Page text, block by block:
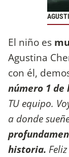
El niño es
Agustina
con él,
número 1 de
TU equipo.
a donde
historia.